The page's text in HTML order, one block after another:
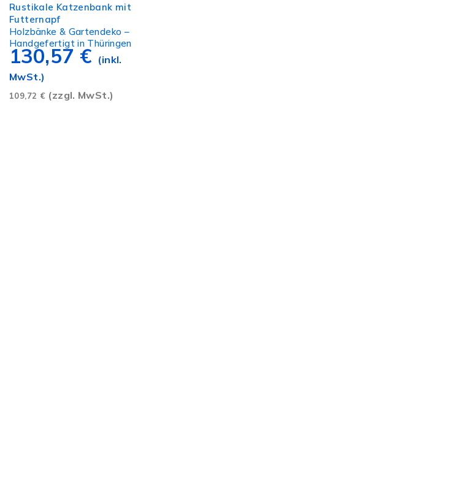
Rustikale Katzenbank mit
Futternapf
Holzbänke & Gartendeko –
Handgefertigt in Thüringen
130,57 € (inkl.
MwSt.)
109,72 € (zzgl. MwSt.)